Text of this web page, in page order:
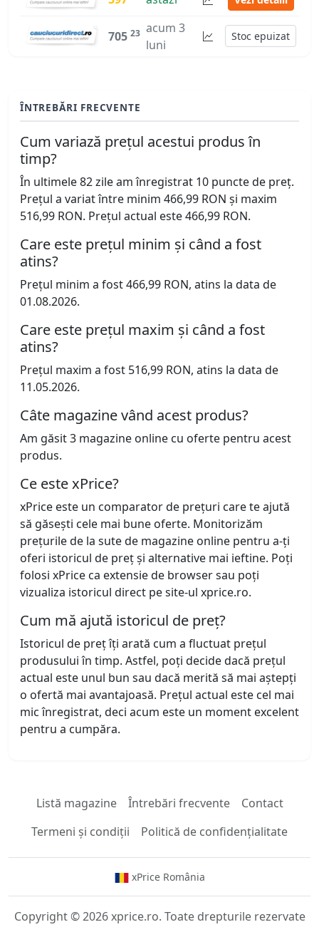
705 23 acum 3
luni
Stoc epuizat
ÎNTREBĂRI FRECVENTE
Cum variază prețul acestui produs în
timp?
În ultimele 82 zile am înregistrat 10 puncte de preț.
Prețul a variat între minim 466,99 RON și maxim
516,99 RON. Prețul actual este 466,99 RON.
Care este prețul minim și când a fost
atins?
Prețul minim a fost 466,99 RON, atins la data de
01.08.2026.
Care este prețul maxim și când a fost
atins?
Prețul maxim a fost 516,99 RON, atins la data de
11.05.2026.
Câte magazine vând acest produs?
Am găsit 3 magazine online cu oferte pentru acest
produs.
Ce este xPrice?
xPrice este un comparator de prețuri care te ajută
să găsești cele mai bune oferte. Monitorizăm
prețurile de la sute de magazine online pentru a-ți
oferi istoricul de preț și alternative mai ieftine. Poți
folosi xPrice ca extensie de browser sau poți
vizualiza istoricul direct pe site-ul xprice.ro.
Cum mă ajută istoricul de preț?
Istoricul de preț îți arată cum a fluctuat prețul
produsului în timp. Astfel, poți decide dacă prețul
actual este unul bun sau dacă merită să mai aștepți
o ofertă mai avantajoasă. Prețul actual este cel mai
mic înregistrat, deci acum este un moment excelent
pentru a cumpăra.
Listă magazine Întrebări frecvente
Contact
Termeni și condiții
Politică de confidențialitate
xPrice România
Copyright © 2026 xprice.ro. Toate drepturile rezervate